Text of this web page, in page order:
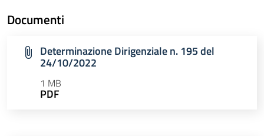
Documenti
Determinazione Dirigenziale n. 195 del
24/10/2022
1 MB
PDF